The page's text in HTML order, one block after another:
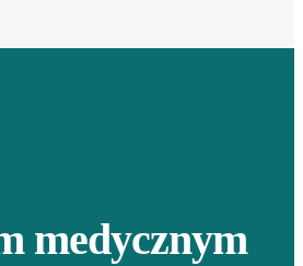
medycznym